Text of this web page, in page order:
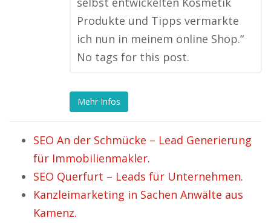
Produkte und Tipps vermarkte
ich nun in meinem online Shop.“
No tags for this post.
Mehr Infos
SEO An der Schmücke – Lead Generierung
für Immobilienmakler.
SEO Querfurt – Leads für Unternehmen.
Kanzleimarketing in Sachen Anwälte aus
Kamenz.